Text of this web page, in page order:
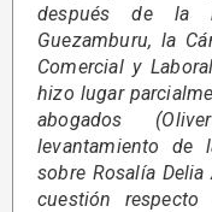
después de la
Guezamburu, la
Comercial y
hizo lugar
abogados
levantamiento de
sobre Rosalía
cuestión respecto